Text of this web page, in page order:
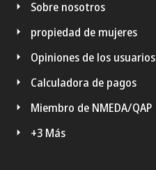
Sobre nosotros
propiedad de mujeres
Opiniones de los usuarios
Calculadora de pagos
Miembro de NMEDA/QAP
+3 Más